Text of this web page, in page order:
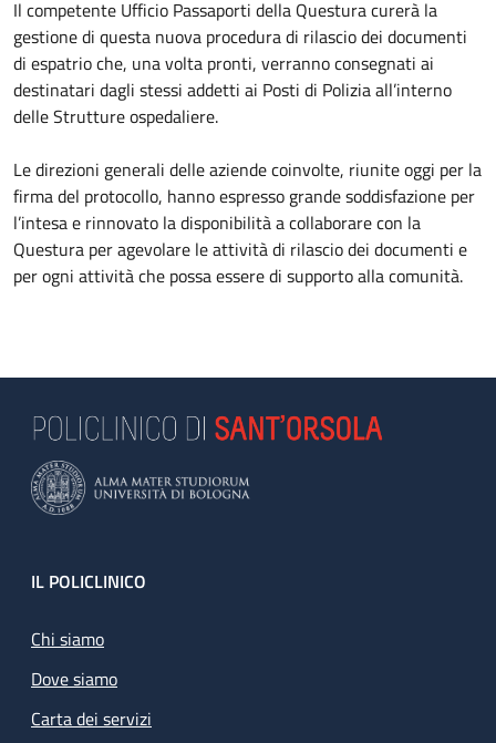
Il competente Ufficio Passaporti della Questura curerà la
gestione di questa nuova procedura di rilascio dei documenti
di espatrio che, una volta pronti, verranno consegnati ai
destinatari dagli stessi addetti ai Posti di Polizia all’interno
delle Strutture ospedaliere.
Le direzioni generali delle aziende coinvolte, riunite oggi per la
firma del protocollo, hanno espresso grande soddisfazione per
l’intesa e rinnovato la disponibilità a collaborare con la
Questura per agevolare le attività di rilascio dei documenti e
per ogni attività che possa essere di supporto alla comunità.
Footer
IL POLICLINICO
Chi siamo
Dove siamo
Carta dei servizi